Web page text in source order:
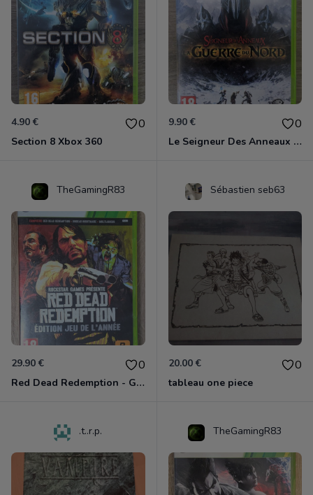
4.90 € 0
Section 8 Xbox 360
9.90 € 0
Le Seigneur Des Anneaux - La Guerre Du Nord Xbox 360
TheGamingR83
29.90 € 0
Red Dead Redemption - Game Of The Year Xbox 360
Sébastien seb63
20.00 € 0
tableau one piece
.t..r.p. TheGamingR83